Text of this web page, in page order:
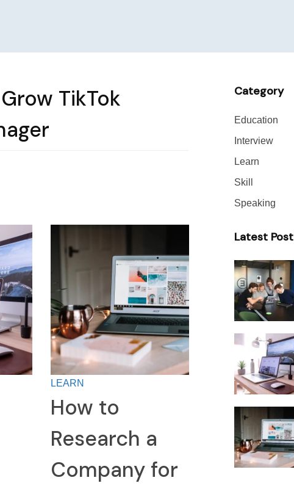
TikTok
LEARN
How to
Research a
Company for
Category
Education
Interview
Learn
Skill
Speaking
Latest Post